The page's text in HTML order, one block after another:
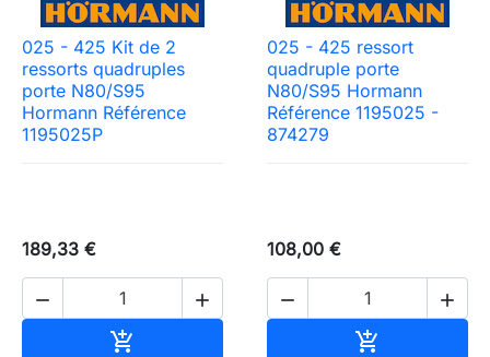
025 - 425 Kit de 2
ressorts quadruples
porte N80/S95
Hormann Référence
1195025P
189,33 €
 

025 - 425 ressort
quadruple porte
N80/S95 Hormann
Référence 1195025 -
874279
108,00 €
 
